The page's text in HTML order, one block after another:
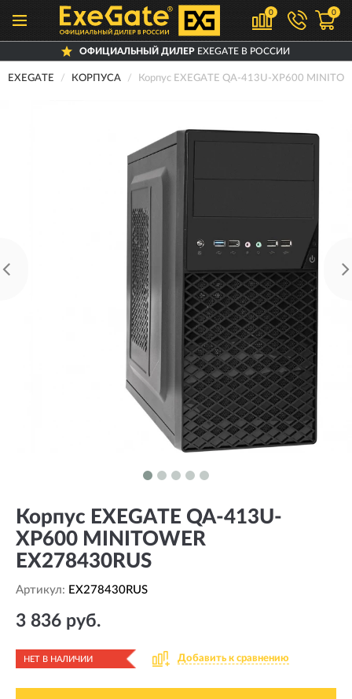
0 0
ОФИЦИАЛЬНЫЙ ДИЛЕРEXEGATE В РОССИИ
EXEGATE КОРПУСА Корпус EXEGATE QA-413U-XP600
Корпус EXEGATE QA-413U-
XP600 MINITOWER
EX278430RUS
Артикул: EX278430RUS
3 836 руб.
НЕТ В НАЛИЧИИ Добавить к сравнению